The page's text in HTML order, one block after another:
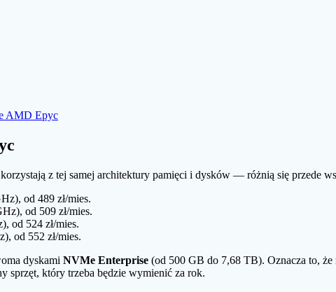
AMD Epyc
z tej samej architektury pamięci i dysków — różnią się przede
od 489 zł/mies.
od 509 zł/mies.
od 524 zł/mies.
od 552 zł/mies.
dyskami NVMe Enterprise (od 500 GB do 7,68 TB). Oznacza to,
sprzęt, który trzeba będzie wymienić za rok.